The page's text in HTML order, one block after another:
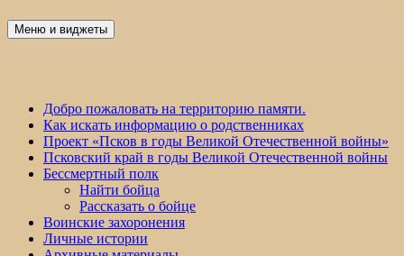
Победа 60
Меню и виджеты
Добро пожаловать на территорию памяти.
Как искать информацию о родственниках
Проект «Псков в годы Великой Отечественной войны»
Псковский край в годы Великой Отечественной войны
Бессмертный полк
Найти бойца
Рассказать о бойце
Воинские захоронения
Личные истории